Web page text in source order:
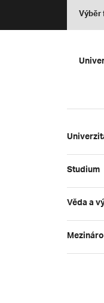
Studium
Věda a